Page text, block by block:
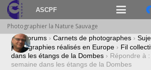
ASCPF
Photographier la Nature Sauvage
› Forums › Carnets de photographes ›
photographies réalisés en Europe › Fil
dans les étangs de la Dombes › Répondre à
semaine dans les étangs de la Dombes